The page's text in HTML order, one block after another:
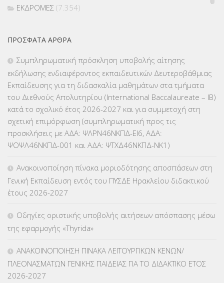
ΕΚΔΡΟΜΕΣ (7.354)
ΕΠΙΜΟΡΦΩΣΗ Τ.Π.Ε.(10)
ΕΥΡΩΠΑΪΚΑ ΠΡΟΓΡΑΜΜΑΤΑ(230)
ΚΕΣΥ (60)
ΚΕΣΥΠ(109)
ΚΠγ – ΚΡΑΤΙΚΟ ΠΙΣΤΟΠΟΙΗΤΙΚΟ ΓΛΩΣΣΟΜΑΘΕΙΑΣ(135)
ΚΠπ- ΚΡΑΤΙΚΟ ΠΙΣΤΟΠΟΙΗΤΙΚΟ ΠΛΗΡΟΦΟΡΙΚΗΣ
ΛΟΙΠΑ(309)
ΜΕΤΑΘΕΣΕΙΣ-ΤΟΠΟΘΕΤΗΣΕΙΣ ΒΕΛΤΙΩΣΕΙΣ(319)
ΠΡΌΣΦΑΤΑ ΆΡΘΡΑ
Συμπληρωματική πρόσκληση υποβολής αίτησης
εκδήλωσης ενδιαφέροντος εκπαιδευτικών Δευτεροβάθμιας
Εκπαίδευσης για τη διδασκαλία μαθημάτων στα τμήματα
του Διεθνούς Απολυτηρίου (International Baccalaureate – IB)
κατά το σχολικό έτος 2026-2027 και για συμμετοχή στη
σχετική επιμόρφωση (συμπληρωματική προς τις
προσκλήσεις με ΑΔΑ: ΨΛΡΝ46ΝΚΠΔ-ΕΙ6, ΑΔΑ:
ΨΟΨΛ46ΝΚΠΔ-001 και ΑΔΑ: ΨΤΧΔ46ΝΚΠΔ-ΝΚ1)
Ανακοινοποίηση πίνακα μοριοδότησης αποσπάσεων στη
Γενική Εκπαίδευση εντός του ΠΥΣΔΕ Ηρακλείου διδακτικού
έτους 2026-2027
Οδηγίες οριστικής υποβολής αιτήσεων απόσπασης μέσω
της εφαρμογής «Thyrida»
ΑΝΑΚΟΙΝΟΠΟΙΗΣΗ ΠΙΝΑΚΑ ΛΕΙΤΟΥΡΓΙΚΩΝ ΚΕΝΩΝ/
ΠΛΕΟΝΑΣΜΑΤΩΝ ΓΕΝΙΚΗΣ ΠΑΙΔΕΙΑΣ ΓΙΑ ΤΟ ΔΙΔΑΚΤΙΚΟ ΕΤΟΣ
2026-2027